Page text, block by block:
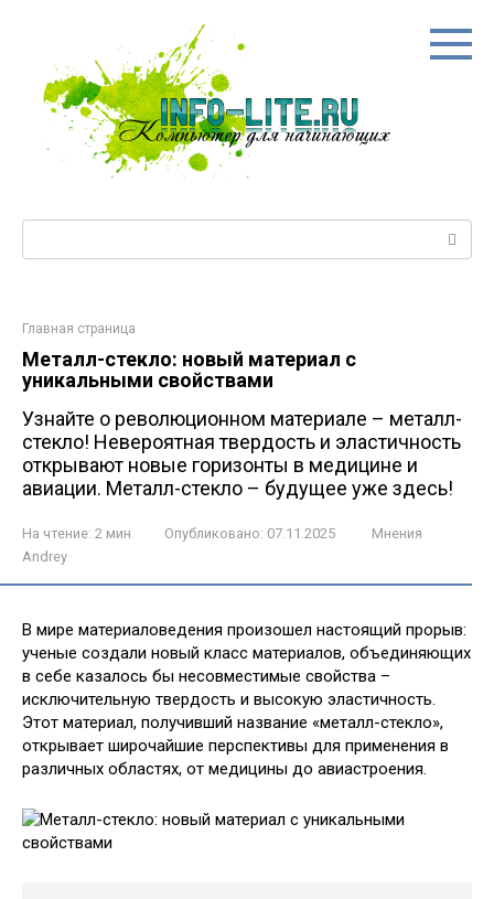
Главная страница
Металл-стекло: новый материал с
уникальными свойствами
Узнайте о революционном материале – металл-
стекло! Невероятная твердость и эластичность
открывают новые горизонты в медицине и
авиации. Металл-стекло – будущее уже здесь!
На чтение: 2 мин Опубликовано: 07.11.2025
Мнения
Andrey
В мире материаловедения произошел настоящий прорыв:
ученые создали новый класс материалов, объединяющих
в себе казалось бы несовместимые свойства –
исключительную твердость и высокую эластичность.
Этот материал, получивший название «металл-стекло»,
открывает широчайшие перспективы для применения в
различных областях, от медицины до авиастроения.